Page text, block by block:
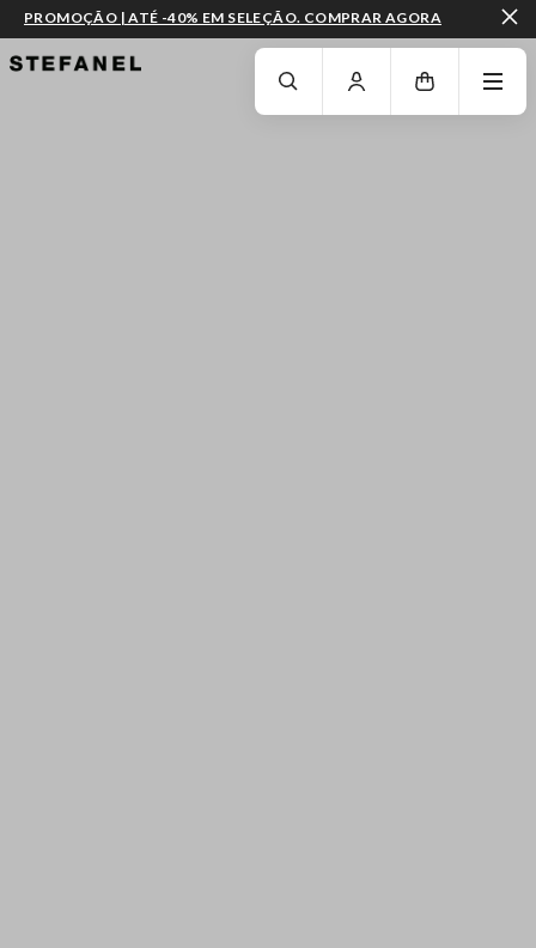
IR PARA O CONTEÚDO PRINCIPAL DESÇA ATÉ AO FIM DA PÁGINA
PROMOÇÃO | ATÉ -40% EM SELEÇÃO. COMPRAR AGORA